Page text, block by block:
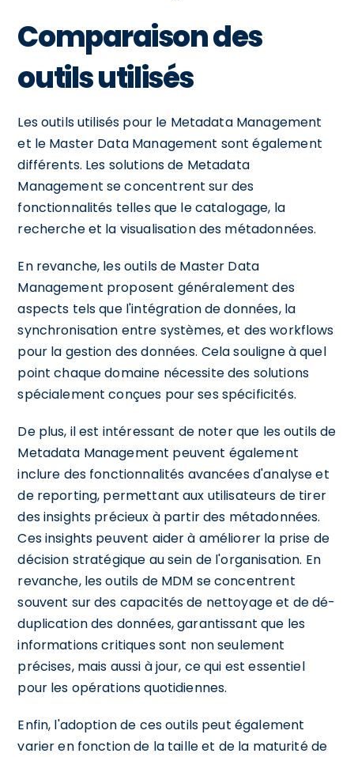
Comparaison des
outils utilisés
Les outils utilisés pour le Metadata Management
et le Master Data Management sont également
différents. Les solutions de Metadata
Management se concentrent sur des
fonctionnalités telles que le catalogage, la
recherche et la visualisation des métadonnées.
En revanche, les outils de Master Data
Management proposent généralement des
aspects tels que l'intégration de données, la
synchronisation entre systèmes, et des workflows
pour la gestion des données. Cela souligne à quel
point chaque domaine nécessite des solutions
spécialement conçues pour ses spécificités.
De plus, il est intéressant de noter que les outils de
Metadata Management peuvent également
inclure des fonctionnalités avancées d'analyse et
de reporting, permettant aux utilisateurs de tirer
des insights précieux à partir des métadonnées.
Ces insights peuvent aider à améliorer la prise de
décision stratégique au sein de l'organisation. En
revanche, les outils de MDM se concentrent
souvent sur des capacités de nettoyage et de dé-
duplication des données, garantissant que les
informations critiques sont non seulement
précises, mais aussi à jour, ce qui est essentiel
pour les opérations quotidiennes.
Enfin, l'adoption de ces outils peut également
varier en fonction de la taille et de la maturité de